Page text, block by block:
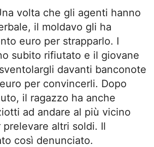
volta che gli agenti hanno
il moldavo gli ha
euro per strapparlo. I
subito rifiutato e il giovane
davanti banconote
per convincerli. Dopo
il ragazzo ha anche
ad andare al più vicino
prelevare altri soldi. Il
così denunciato.